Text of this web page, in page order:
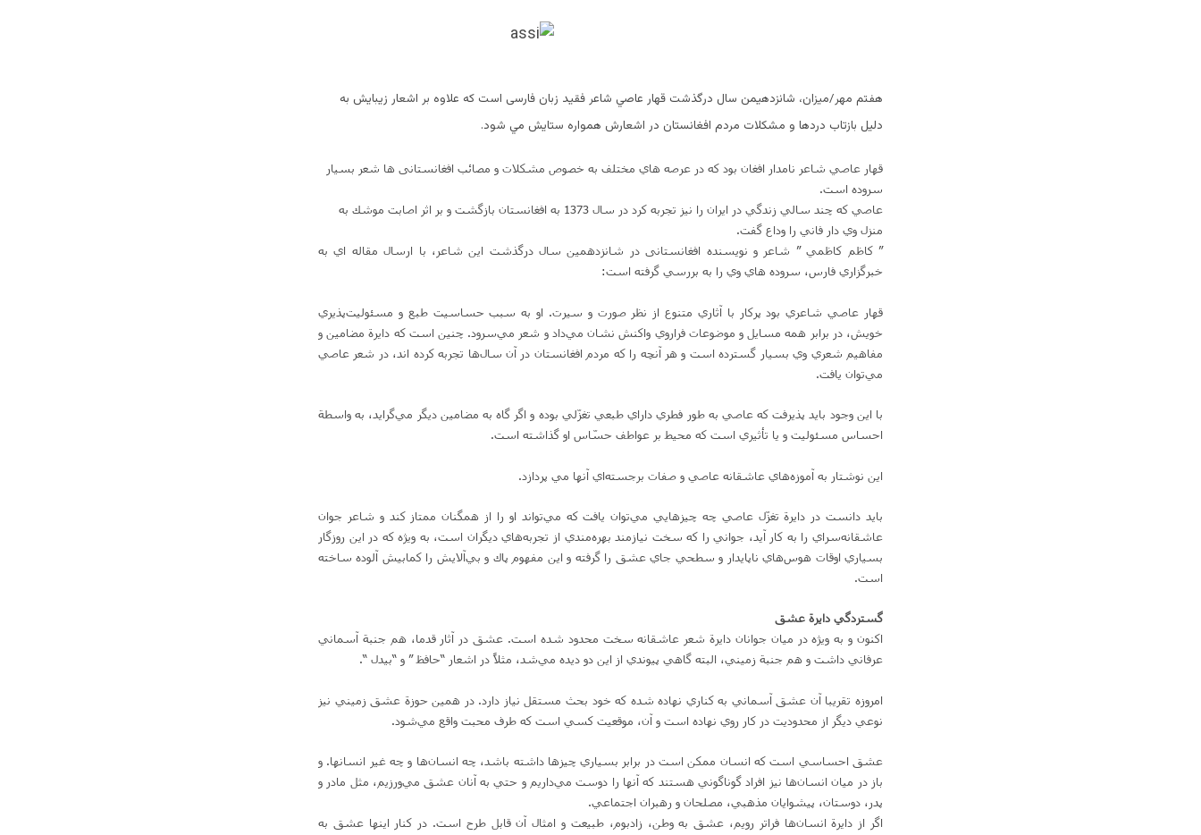
هفتم مهر/میزان، شانزدهيمن سال درگذشت قهار عاصي شاعر فقيد زبان فارسی است كه علاوه بر اشعار زيبايش به
دليل بازتاب دردها و مشكلات مردم افغانستان در اشعارش همواره ستايش مي شود.
قهار عاصي شاعر نامدار افغان بود كه در عرصه هاي مختلف به خصوص مشكلات و مصائب افغانستانی ها شعر بسيار
سروده است.
عاصي كه چند سالي زندگي در ايران را نيز تجربه كرد در سال 1373 به افغانستان بازگشت و بر اثر اصابت موشك به
منزل وي دار فاني را وداع گفت.
” كاظم كاظمي ” شاعر و نويسنده افغانستانی در شانزدهمين سال درگذشت اين شاعر، با ارسال مقاله اي به
خبرگزاري فارس، سروده هاي وي را به بررسي گرفته است:
قهار عاصي شاعري بود پركار با آثاري متنوع از نظر صورت و سيرت‌. او به سبب حساسيت طبع و مسئوليت‌پذيري
خويش‌، در برابر همه مسايل و موضوعات فراروي واكنش نشان مي‌داد و شعر مي‌سرود. چنين است كه دايرة مضامين و
مفاهيم شعري وي بسيار گسترده است و هر آنچه را كه مردم افغانستان در آن سال‌ها تجربه كرده اند، در شعر عاصي
مي‌توان يافت‌.
با اين وجود بايد پذيرفت كه عاصي به طور فطري داراي طبعي تغزّلي بوده و اگر گاه به مضامين ديگر مي‌گرايد، به واسطة
احساس مسئوليت و يا تأثيري است كه محيط بر عواطف حسّاس او گذاشته است‌.
اين نوشتار به آموزه‌هاي عاشقانه‌ عاصي و صفات برجسته‌اي آنها مي پردازد.
بايد دانست در دايرة تغزّل عاصي چه چيزهايي مي‌توان يافت كه مي‌تواند او را از همگنان ممتاز كند و شاعر جوان
عاشقانه‌سراي را به كار آيد، جواني را كه سخت نيازمند بهره‌مندي از تجربه‌هاي ديگران است‌، به ويژه كه در اين روزگار
بسياري اوقات هوس‌هاي ناپايدار و سطحي جاي عشق را گرفته و اين مفهوم پاك و بي‌آلايش را كمابيش آلوده ساخته
است‌.
گستردگي دايرة عشق‌
اكنون و به ويژه در ميان جوانان دايرة شعر عاشقانه سخت محدود شده است‌. عشق در آثار قدما، هم جنبة آسماني
عرفاني داشت و هم جنبة زميني‌، البته گاهي پيوندي از اين دو ديده مي‌شد، مثلاً در اشعار “حافظ ” و “بيدل “‌.
امروزه تقريبا آن عشق آسماني به كناري نهاده شده كه خود بحث مستقل نياز دارد. در همين حوزة عشق زميني نيز
نوعي ديگر از محدوديت در كار روي نهاده است و آن‌، موقعيت كسي است كه طرف محبت واقع مي‌شود.
عشق احساسي است كه انسان ممكن است در برابر بسياري چيزها داشته باشد، چه انسان‌ها و چه غير انسانها. و
باز در ميان انسان‌ها نيز افراد گوناگوني هستند كه آنها را دوست مي‌داريم و حتي به آنان عشق مي‌ورزيم‌، مثل مادر و
پدر، دوستان‌، پيشوايان مذهبي‌، مصلحان و رهبران اجتماعي‌.
اگر از دايرة انسان‌ها فراتر رويم‌، عشق به وطن، زادبوم، طبيعت و امثال آن قابل طرح است‌. در كنار اينها عشق به